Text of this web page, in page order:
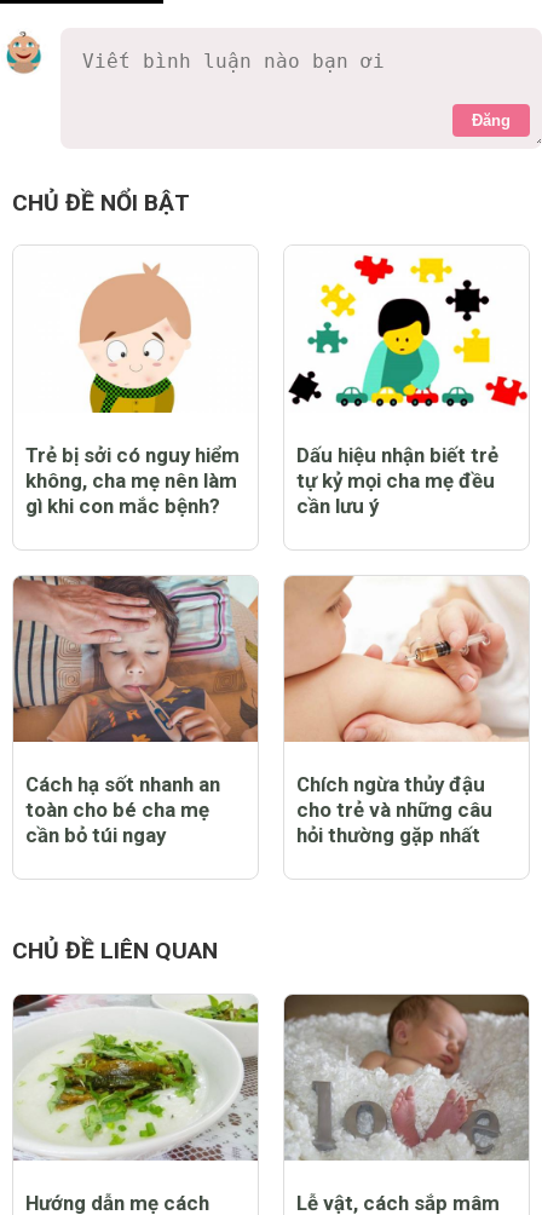
Đăng
CHỦ ĐỀ NỔI BẬT
Trẻ bị sởi có nguy hiểm
không, cha mẹ nên làm
gì khi con mắc bệnh?
Dấu hiệu nhận biết trẻ
tự kỷ mọi cha mẹ đều
cần lưu ý
Cách hạ sốt nhanh an
toàn cho bé cha mẹ
cần bỏ túi ngay
Chích ngừa thủy đậu
cho trẻ và những câu
hỏi thường gặp nhất
CHỦ ĐỀ LIÊN QUAN
Hướng dẫn mẹ cách
Lễ vật, cách sắp mâm